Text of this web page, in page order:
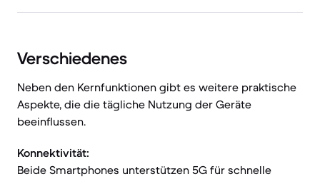
Verschiedenes
Neben den Kernfunktionen gibt es weitere praktische
Aspekte, die die tägliche Nutzung der Geräte
beeinflussen.
Konnektivität:
Beide Smartphones unterstützen 5G für schnelle